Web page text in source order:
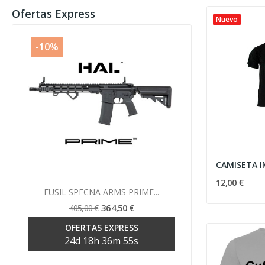
Ofertas Express
Vista rápida
FUSIL SPECNA ARMS PRIME...
405,00 € 364,50 €
OFERTAS EXPRESS
24d 18h 36m 54s
-10%
Nuevo
12,00 €